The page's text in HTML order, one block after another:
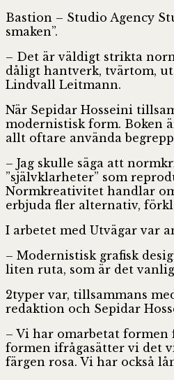
Bastion – Studio Agency
smaken”.
– Det är väldigt strikta
dåligt hantverk, tvärtom,
Lindvall Leitmann.
När Sepidar Hosseini
modernistisk form. Boken
allt oftare använda
– Jag skulle säga att
”självklarheter” som
Normkreativitet handlar
erbjuda fler alternativ,
I arbetet med Utvägar var
– Modernistisk grafisk
liten ruta, som är det
2typer var, tillsammans
redaktion och Sepidar
– Vi har omarbetat
formen ifrågasätter vi det
färgen rosa. Vi har också